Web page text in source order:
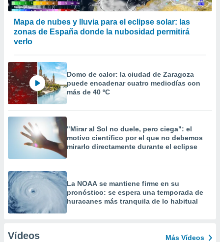
Mapa de nubes y lluvia para el eclipse solar: las
zonas de España donde la nubosidad permitirá
verlo
Domo de calor: la ciudad de Zaragoza
puede encadenar cuatro mediodías con
más de 40 ºC
"Mirar al Sol no duele, pero ciega": el
motivo científico por el que no debemos
mirarlo directamente durante el eclipse
La NOAA se mantiene firme en su
pronóstico: se espera una temporada de
huracanes más tranquila de lo habitual
Vídeos Más Vídeos